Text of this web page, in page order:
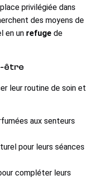
privilégiée dans
des moyens de
en un refuge de
être
leur routine de soin et
aux senteurs
pour leurs séances
compléter leurs